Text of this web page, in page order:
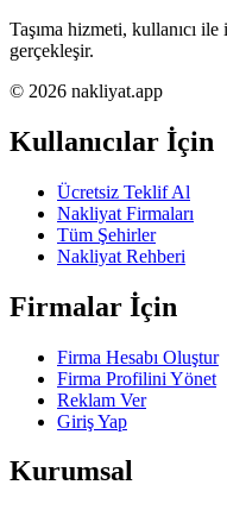
Taşıma hizmeti, kullanıcı
gerçekleşir.
© 2026 nakliyat.app
Kullanıcılar İçin
Ücretsiz Teklif Al
Nakliyat Firmaları
Tüm Şehirler
Nakliyat Rehberi
Firmalar İçin
Firma Hesabı Oluştur
Firma Profilini Yönet
Reklam Ver
Giriş Yap
Kurumsal